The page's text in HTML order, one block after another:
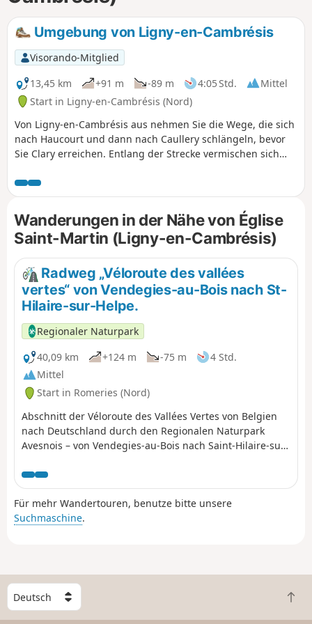
Umgebung von Ligny-en-Cambrésis
Visorando-Mitglied
13,45 km
+91 m -89 m 4:05 Std.
Mittel
Start in Ligny-en-Cambrésis (Nord)
Von Ligny-en-Cambrésis aus nehmen Sie die Wege, die sich
nach Haucourt und dann nach Caullery schlängeln, bevor
Sie Clary erreichen. Entlang der Strecke vermischen sich
von der Zeit patinierten Mauern. Jedes Dorf offenbart seine
friedlichen Gassen und seinen authentischen Charakter,
während Vogelgesang und der Duft der Jahreszeiten Ihre
Schritte begleiten. Es ist ein Spaziergang, bei dem
Einfachheit zu Reichtum wird und der dazu einlädt, die
Ruhe der Landschaften und die diskrete Wärme des
ländlichen Erbes zu genießen.
Wanderungen in der Nähe von Église
Saint-Martin (Ligny-en-Cambrésis)
Radweg „Véloroute des vallées
vertes“ von Vendegies-au-Bois nach St-
Hilaire-sur-Helpe.
Regionaler Naturpark
40,09 km
+124 m -75 m
4 Std.
Mittel
Start in Romeries (Nord)
Abschnitt der Véloroute des Vallées Vertes von Belgien
nach Deutschland durch den Regionalen Naturpark
Avesnois – von Vendegies-au-Bois nach Saint-Hilaire-sur-
Für mehr Wandertouren, benutze bitte unsere
Suchmaschine.
W
ä
h
Z
u